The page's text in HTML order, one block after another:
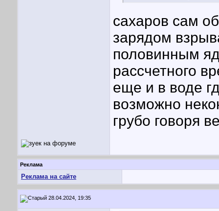
сахаров сам
зарядом
половинным
рассчетного
еще и в воде
возможно
грубо говоря
Реклама
Реклама на сайте
28.04.2024, 19:35